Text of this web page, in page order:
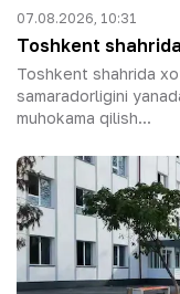
07.08.2026, 10:31
Toshkent
Toshkent shahrida
samaradorligini
muhokama qilish...